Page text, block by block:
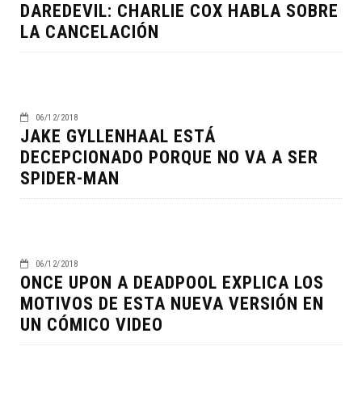
DAREDEVIL: CHARLIE COX HABLA SOBRE
LA CANCELACIÓN
06/12/2018
JAKE GYLLENHAAL ESTÁ
DECEPCIONADO PORQUE NO VA A SER
SPIDER-MAN
06/12/2018
ONCE UPON A DEADPOOL EXPLICA LOS
MOTIVOS DE ESTA NUEVA VERSIÓN EN
UN CÓMICO VIDEO